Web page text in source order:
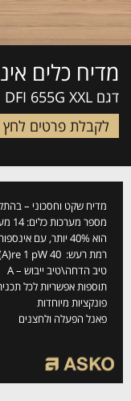
מדיח כלים
דגם DFI 655G XXL
לקבלת פרטים לחץ
מדיח שקט וחסכוני –
הוא 40% יותר, עם אינספור אפשרויות לכלים להשתלב
רמת רעש: 40 dB(A)re 1 pW
טיב הדחה\טיב ייבוש – A
תוספות אפשריות לכל
פונקציות מיוחדות
פאנל הפעלה ולחצנים